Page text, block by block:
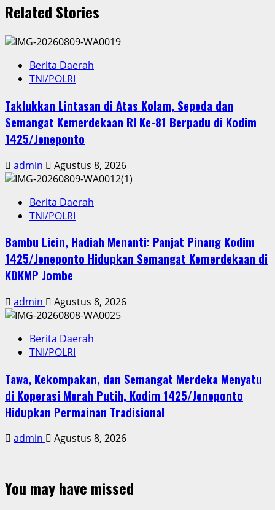
Related Stories
Berita Daerah
TNI/POLRI
Taklukkan Lintasan di Atas Kolam, Sepeda dan
Semangat Kemerdekaan RI Ke-81 Berpadu di Kodim
1425/Jeneponto
admin Agustus 8, 2026
Berita Daerah
TNI/POLRI
Bambu Licin, Hadiah Menanti: Panjat Pinang Kodim
1425/Jeneponto Hidupkan Semangat Kemerdekaan di
KDKMP Jombe
admin Agustus 8, 2026
Berita Daerah
TNI/POLRI
Tawa, Kekompakan, dan Semangat Merdeka Menyatu
di Koperasi Merah Putih, Kodim 1425/Jeneponto
Hidupkan Permainan Tradisional
admin Agustus 8, 2026
You may have missed